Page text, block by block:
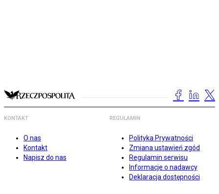
KONTAKT
O nas
Kontakt
Napisz do nas
REGULAMIN
Polityka Prywatności
Zmiana ustawień zgód
Regulamin serwisu
Informacje o nadawcy
Deklaracja dostępności